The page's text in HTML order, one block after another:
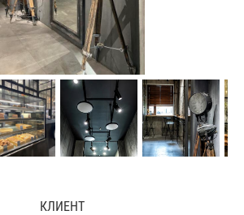
КЛИЕНТ